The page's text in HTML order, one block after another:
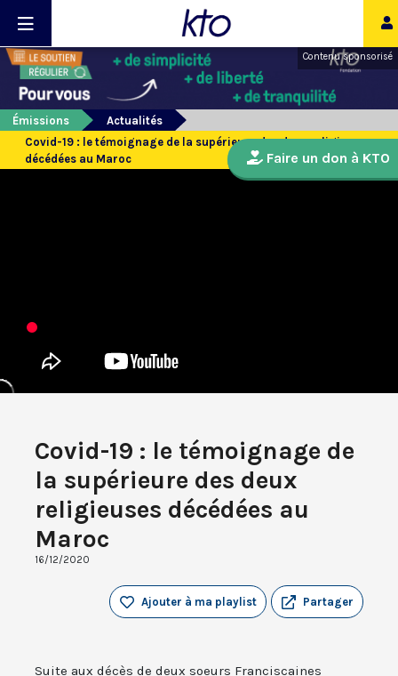
Contenu sponsorisé
Émissions
Actualités
Covid-19 : le témoignage de la supérieure des deux religieuses
décédées au Maroc
Covid-19 : le témoignage de
la supérieure des deux
religieuses décédées au
Maroc
16/12/2020
Partager
Ajouter à ma playlist
Suite aux décès de deux soeurs Franciscaines
Faire un don à KTO